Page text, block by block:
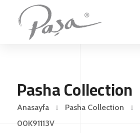
Pasha Collection
Anasayfa Pasha Collection
00K91113V